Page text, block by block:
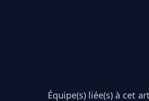
Équipe(s) liée(s) à cet